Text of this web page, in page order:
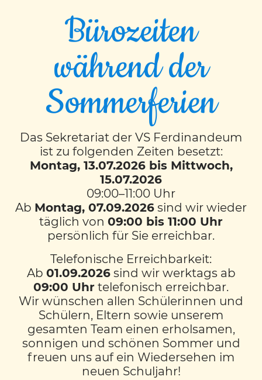
Anna Pongratz, BEd.
MA. MA.
In der Schule lernen wir gemeinsam mit- und
voneinander. Ich sehe meine Aufgabe als
Lehrerin darin, die Kinder bestmöglich auf das
künftige Leben vorzubereiten, deren Stärken und
Selbstständigkeit zu fördern und sie in ihrer
Persönlichkeitsentwicklung zu begleiten und zu
unterstützen.
ZURÜCK ZUM TEAM
Bürozeiten
während der
Sommerferien
Das Sekretariat der VS Ferdinandeum
ist zu folgenden Zeiten besetzt:
Montag, 13.07.2026 bis Mittwoch,
15.07.2026
09:00–11:00 Uhr
Ab Montag, 07.09.2026 sind wir wieder
täglich von 09:00 bis 11:00 Uhr
persönlich für Sie erreichbar.
Telefonische Erreichbarkeit:
Ab 01.09.2026sind wir werktags ab
09:00 Uhr telefonisch erreichbar.
Wir wünschen allen Schülerinnen und
Schülern, Eltern sowie unserem
gesamten Team einen erholsamen,
sonnigen und schönen Sommer und
freuen uns auf ein Wiedersehen im
neuen Schuljahr!